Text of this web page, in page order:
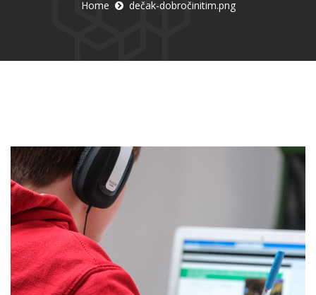
Home dečak-dobročinitim.png